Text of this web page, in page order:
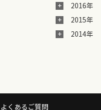
2016年
2015年
2014年
よくあるご質問